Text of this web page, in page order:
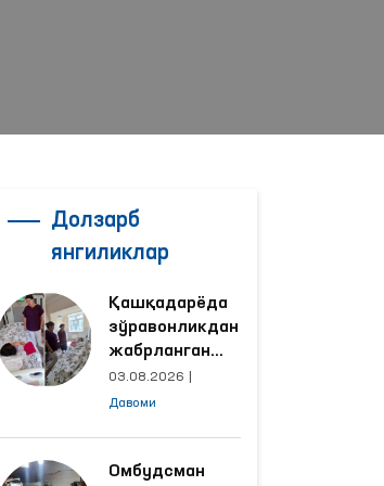
Долзарб
янгиликлар
Қашқадарёда
зўравонликдан
жабрланган
аёлнинг ҳолати
Омбудсман
03.08.2026
Давоми
Омбудсман